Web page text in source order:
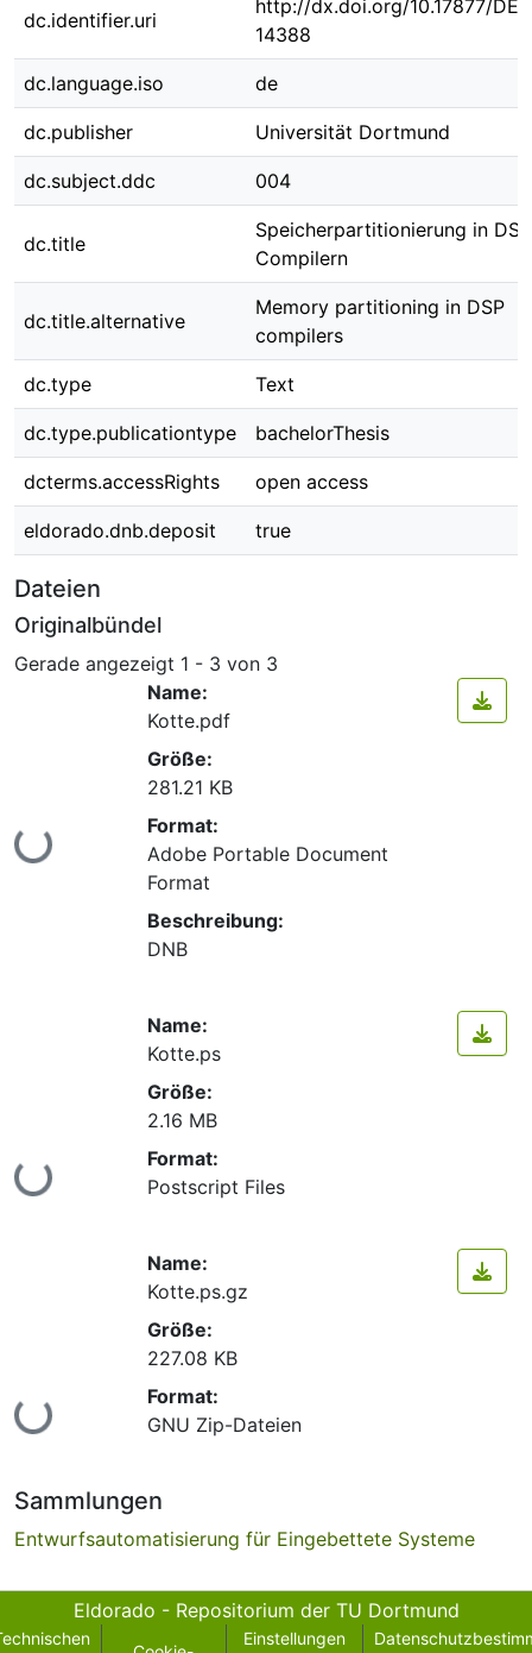
dc.identifier.uri
http://dx.doi.org/10.17877/
14388
dc.language.iso de
dc.publisher Universität Dortmund
dc.subject.ddc 004
dc.title
Speicherpartitionierung in
Compilern
dc.title.alternative
Memory partitioning in DSP
compilers
dc.type Text
dc.type.publicationtype bachelorThesis
dcterms.accessRights open access
eldorado.dnb.deposit true
Dateien
Originalbündel
Gerade angezeigt 1 - 3 von 3
Lade...
Name:
Kotte.pdf
Größe:
281.21 KB
Format:
Adobe Portable Document
Format
Beschreibung:
DNB
Lade...
Name:
Kotte.ps
Größe:
2.16 MB
Format:
Postscript Files
Lade...
Name:
Kotte.ps.gz
Größe:
227.08 KB
Format:
GNU Zip-Dateien
Sammlungen
Entwurfsautomatisierung für Eingebettete Systeme
Eldorado - Repositorium der TU Dortmund
Einstellungen